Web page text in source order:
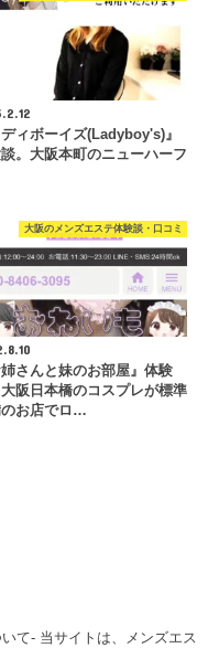
ディボーイズ(Ladyboy's)』
。大阪本町のニューハーフ
大阪のメンズエステ体験談・口コミ
姉さんと妹のお部屋』体験
阪日本橋のコスプレが標準
お店でロ…
て- 当サイトは、メンズエス